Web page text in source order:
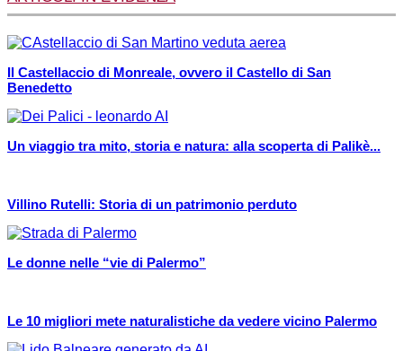
Il Castellaccio di Monreale, ovvero il Castello di San
Benedetto
Un viaggio tra mito, storia e natura: alla scoperta di Palikè...
Villino Rutelli: Storia di un patrimonio perduto
Le donne nelle “vie di Palermo”
Le 10 migliori mete naturalistiche da vedere vicino Palermo